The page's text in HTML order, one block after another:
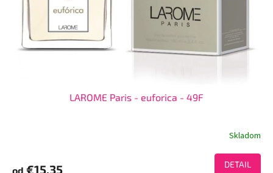
LAROME Paris - euforica - 49F
Skladom
od €15.35 DETAIL